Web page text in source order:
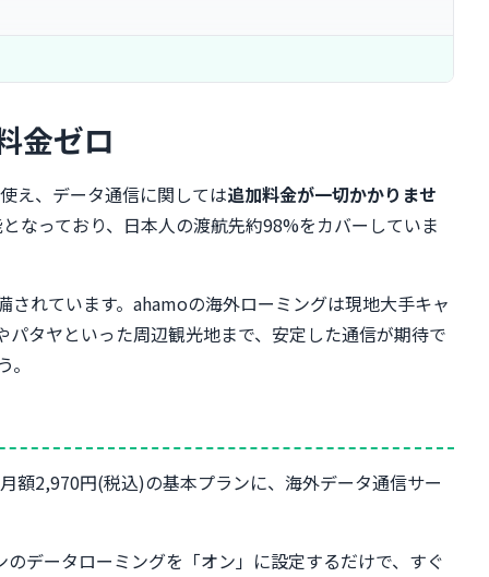
金ゼロ
え、データ通信に関しては追加料金が一切かかりませ
なっており、日本人の渡航先約98%をカバーしていま
れています。ahamoの海外ローミングは現地大手キャ
タヤといった周辺観光地まで、安定した通信が期待で
額2,970円(税込)の基本プランに、海外データ通信サー
データローミングを「オン」に設定するだけで、すぐ